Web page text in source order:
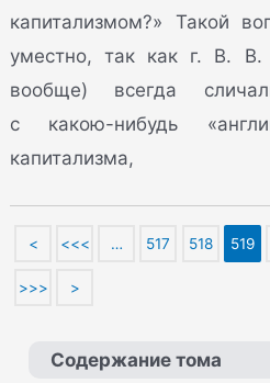
капитализмом?» Такой
уместно, так как г. В.
вообще) всегда
с какою-нибудь
капитализма,
< <<< … 517 518 519
>>> >
Содержание тома